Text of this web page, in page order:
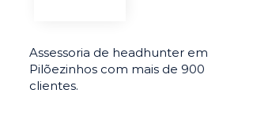
Assessoria de headhunter em
Pilõezinhos com mais de 900
clientes.